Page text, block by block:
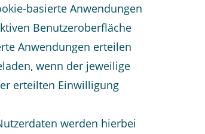
basierte Anwendungen
Benutzeroberfläche
Anwendungen erteilen
wenn der jeweilige
erteilten Einwilligung
werden hierbei